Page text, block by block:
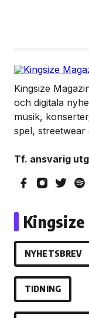
Kingsize
och digitala
musik,
spel, streetwear
Tf. ansvarig
Kingsize
NYHETSBREV
TIDNING